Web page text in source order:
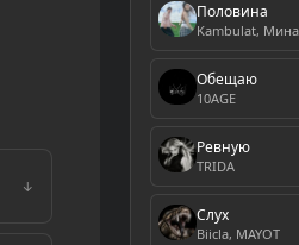
Половина
Kambulat,
Обещаю
10AGE
Ревную
TRIDA
Слух
Biicla, MAYOT
↓